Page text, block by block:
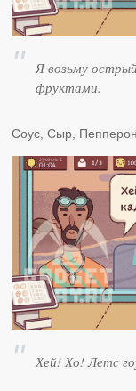
Я возьму
фруктами.
Соус, Сыр,
Хей! Хо! Летс